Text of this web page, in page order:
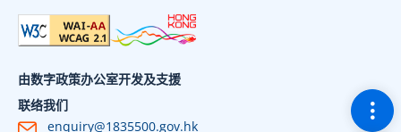
切
由数字政策办公室开发及支援
联络我们
enquiry@1835500.gov.hk